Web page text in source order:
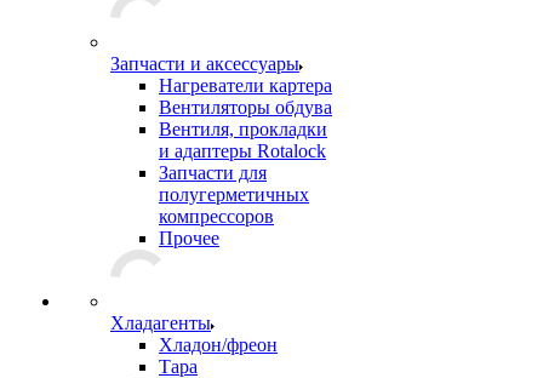
Запчасти и аксессуары
Нагреватели картера
Вентиляторы обдува
Вентиля, прокладки
и адаптеры Rotalock
Запчасти для
полугерметичных
компрессоров
Прочее
Хладагенты
Хладон/фреон
Тара